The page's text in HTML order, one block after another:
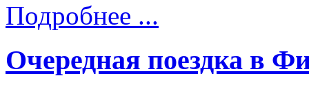
Подробнее ...
Очередная поездка в